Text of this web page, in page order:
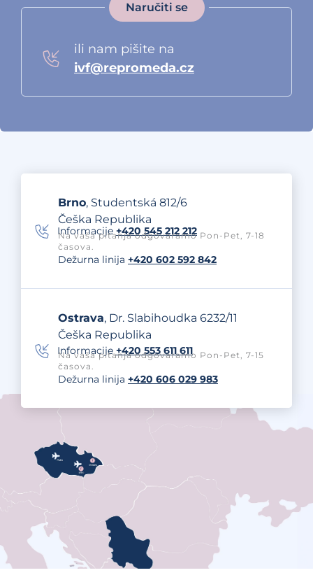
Naručiti se
ili nam pišite na
ivf@repromeda.cz
Brno, Studentská 812/6
Češka Republika
Informacije+420 545 212 212
Na vaša pitanja odgovaramo Pon-Pet, 7-18
časova.
Dežurna linija +420 602 592 842
Ostrava, Dr. Slabihoudka 6232/11
Češka Republika
Informacije+420 553 611 611
Na vaša pitanja odgovaramo Pon-Pet, 7-15
časova.
Dežurna linija +420 606 029 983